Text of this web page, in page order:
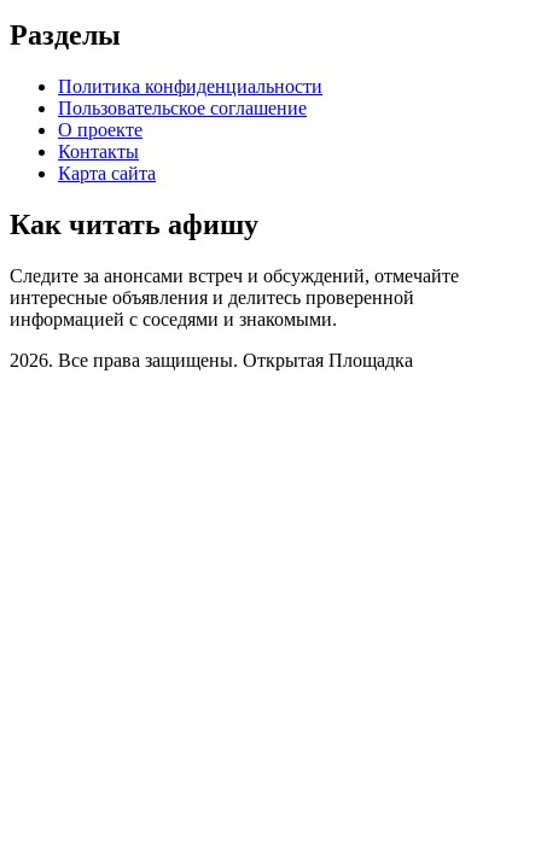
Разделы
Политика конфиденциальности
Пользовательское соглашение
О проекте
Контакты
Карта сайта
Как читать афишу
Следите за анонсами встреч и обсуждений, отмечайте
интересные объявления и делитесь проверенной
информацией с соседями и знакомыми.
2026. Все права защищены. Открытая Площадка